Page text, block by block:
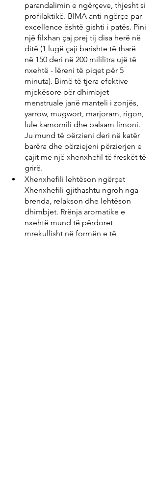
parandalimin e ngërçeve, thjesht si
profilaktikë. BIMA anti-ngërçe par
excellence është gishti i patës. Pini
një filxhan çaj prej tij disa herë në
ditë (1 lugë çaji barishte të tharë
në 150 deri në 200 mililitra ujë të
nxehtë - lëreni të piqet për 5
minuta). Bimë të tjera efektive
mjekësore për dhimbjet
menstruale janë manteli i zonjës,
yarrow, mugwort, marjoram, rigon,
lule kamomili dhe balsam limoni.
Ju mund të përzieni deri në katër
barëra dhe përziejeni përzierjen e
çajit me një xhenxhefil të freskët të
grirë.
Xhenxhefili lehtëson ngërçet
Xhenxhefili gjithashtu ngroh nga
brenda, relakson dhe lehtëson
dhimbjet. Rrënja aromatike e
nxehtë mund të përdoret
mrekullisht në formën e të